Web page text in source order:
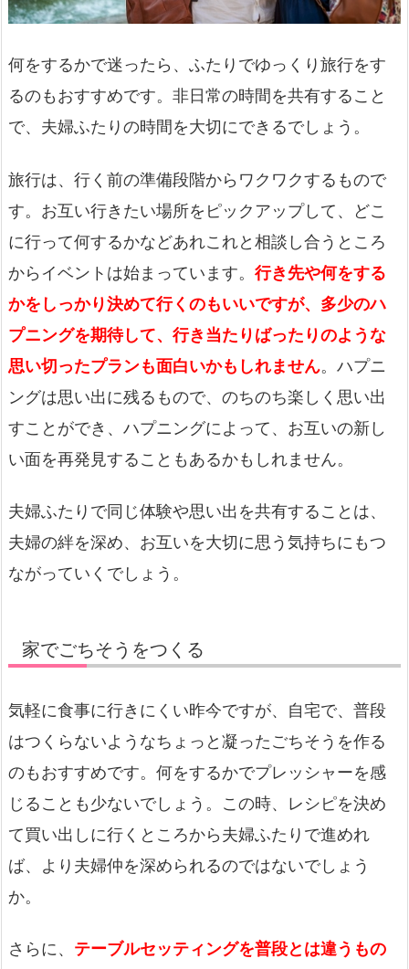
何をするかで迷ったら、ふたりでゆっくり旅行をす
るのもおすすめです。非日常の時間を共有すること
で、夫婦ふたりの時間を大切にできるでしょう。
旅行は、行く前の準備段階からワクワクするもので
す。お互い行きたい場所をピックアップして、どこ
に行って何するかなどあれこれと相談し合うところ
からイベントは始まっています。 行き先や何をする
かをしっかり決めて行くのもいいですが、多少のハ
プニングを期待して、行き当たりばったりのような
思い切ったプランも面白いかもしれません。ハプニ
ングは思い出に残るもので、のちのち楽しく思い出
すことができ、ハプニングによって、お互いの新し
い面を再発見することもあるかもしれません。
夫婦ふたりで同じ体験や思い出を共有することは、
夫婦の絆を深め、お互いを大切に思う気持ちにもつ
ながっていくでしょう。
家でごちそうをつくる
気軽に食事に行きにくい昨今ですが、自宅で、普段
はつくらないようなちょっと凝ったごちそうを作る
のもおすすめです。何をするかでプレッシャーを感
じることも少ないでしょう。この時、レシピを決め
て買い出しに行くところから夫婦ふたりで進めれ
ば、より夫婦仲を深められるのではないでしょう
か。
さらに、 テーブルセッティングを普段とは違うもの